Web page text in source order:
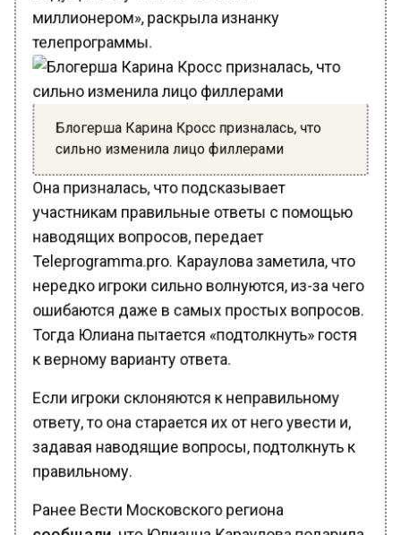
телепрограммы.
Блогерша Карина Кросс призналась, что
сильно изменила лицо филлерами
Она призналась, что подсказывает
участникам правильные ответы с помощью
наводящих вопросов, передает
Teleprogramma.pro. Караулова заметила, что
нередко игроки сильно волнуются, из-за чего
ошибаются даже в самых простых вопросов.
Тогда Юлиана пытается «подтолкнуть» гостя
к верному варианту ответа.
Если игроки склоняются к неправильному
ответу, то она старается их от него увести и,
задавая наводящие вопросы, подтолкнуть к
правильному.
Ранее Вести Московского региона